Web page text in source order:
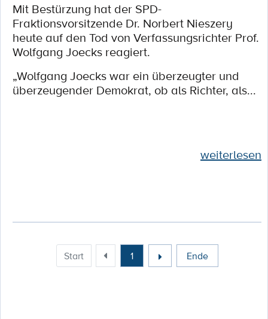
Mit Bestürzung hat der SPD-
Fraktionsvorsitzende Dr. Norbert Nieszery
heute auf den Tod von Verfassungsrichter Prof.
Wolfgang Joecks reagiert.
„Wolfgang Joecks war ein überzeugter und
überzeugender Demokrat, ob als Richter, als...
weiterlesen
Start 1 Ende